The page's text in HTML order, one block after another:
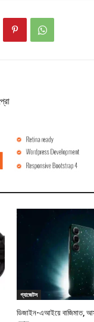
গ্যাজেটস
ডিজাইন-এআইয়ে বাজিমাত,